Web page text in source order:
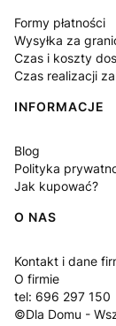
Formy płatności
Wysyłka za
Czas i koszty
Czas realizacji
INFORMACJE
Blog
Polityka
Jak kupować?
O NAS
Kontakt i dane
O firmie
tel: 696 297 150
©Dla Domu -